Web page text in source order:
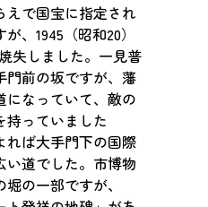
ー
ン Instagaram
えで国宝に指定され
、1945（昭和20）
失しました。一見普
門前の坂ですが、藩
になっていて、敵の
持っていました
れば大手門下の国際
い道でした。市博物
の一部ですが、